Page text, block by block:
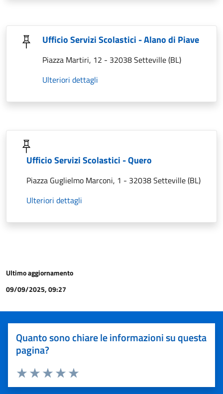
Ufficio Servizi Scolastici - Alano di Piave
Piazza Martiri, 12 - 32038 Setteville (BL)
Ulteriori dettagli
Ufficio Servizi Scolastici - Quero
Piazza Guglielmo Marconi, 1 - 32038 Setteville (BL)
Ulteriori dettagli
Ultimo aggiornamento
09/09/2025, 09:27
Quanto sono chiare le informazioni su questa
pagina?
Valuta 5 stelle su 5
Valuta 4 stelle su 5
Valuta 3 stelle su 5
Valuta 2 stelle su 5
Valuta 1 stelle su 5